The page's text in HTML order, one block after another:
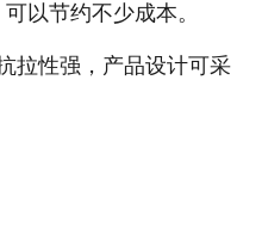
以节约不少成本。
性强，产品设计可采